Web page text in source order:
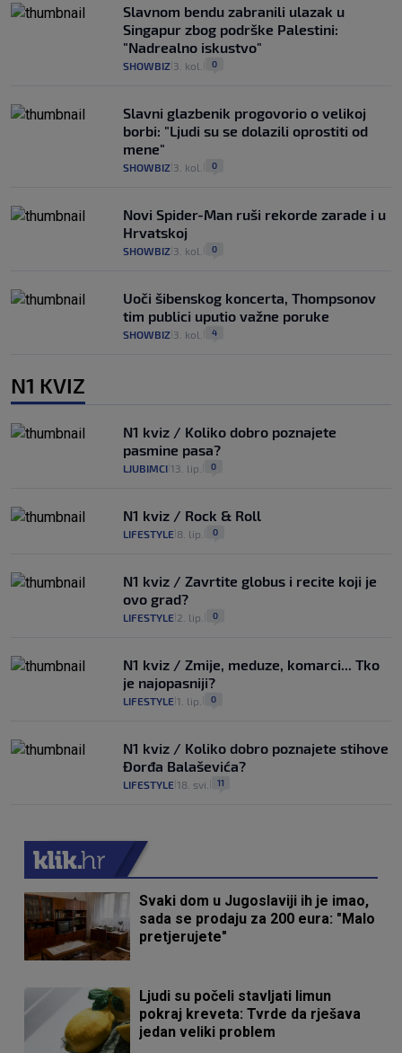
Slavnom bendu zabranili ulazak u
Singapur zbog podrške Palestini:
"Nadrealno iskustvo"
SHOWBIZ 3. kol. 0
Slavni glazbenik progovorio o velikoj
borbi: "Ljudi su se dolazili oprostiti od
mene"
SHOWBIZ 3. kol. 0
Novi Spider-Man ruši rekorde zarade i u
Hrvatskoj
SHOWBIZ 3. kol. 0
Uoči šibenskog koncerta, Thompsonov
tim publici uputio važne poruke
SHOWBIZ 3. kol. 4
N1 KVIZ
N1 kviz / Koliko dobro poznajete
pasmine pasa?
LJUBIMCI 13. lip. 0
N1 kviz / Rock & Roll
LIFESTYLE 8. lip. 0
N1 kviz / Zavrtite globus i recite koji je
ovo grad?
LIFESTYLE 2. lip. 0
N1 kviz / Zmije, meduze, komarci... Tko
je najopasniji?
LIFESTYLE 1. lip. 0
N1 kviz / Koliko dobro poznajete stihove
Đorđa Balaševića?
LIFESTYLE 18. svi. 11
Svaki dom u Jugoslaviji ih je imao,
sada se prodaju za 200 eura: "Malo
pretjerujete"
Ljudi su počeli stavljati limun
pokraj kreveta: Tvrde da rješava
jedan veliki problem